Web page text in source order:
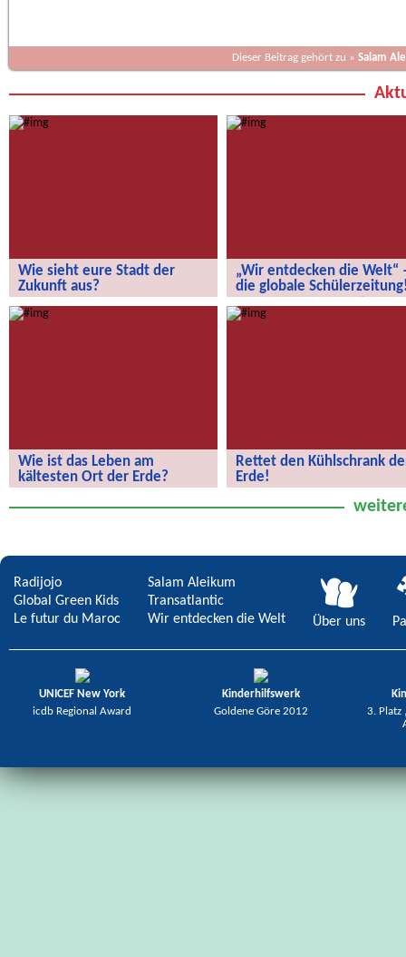
Dieser Beitrag gehört zu » Salam
Wie sieht eure Stadt der
Zukunft aus?
Wie sieht eure Stadt der Zukunft aus?
„Wir entdecken die Welt“
die globale
„Wir entdecken die Welt“ – die
globale Schülerzeitung!
Wie ist das Leben am
kältesten Ort der Erde?
der Erde?
Rettet den Kühlschrank
Erde!
Radijojo
Global Green Kids
Le futur du Maroc
Salam Aleikum
Transatlantic
Wir entdecken die Welt
Über uns
UNICEF New York
icdb Regional Award
Kinderhilfswerk
Goldene Göre 2012
3. Platz